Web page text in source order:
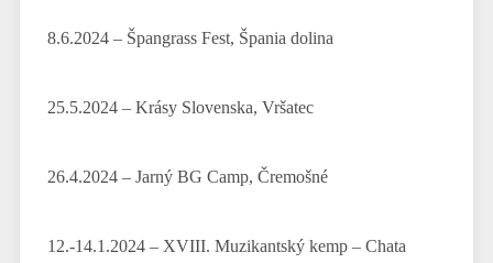
8.6.2024 – Špangrass Fest, Špania dolina
25.5.2024 – Krásy Slovenska, Vršatec
26.4.2024 – Jarný BG Camp, Čremošné
12.-14.1.2024 – XVIII. Muzikantský kemp – Chata